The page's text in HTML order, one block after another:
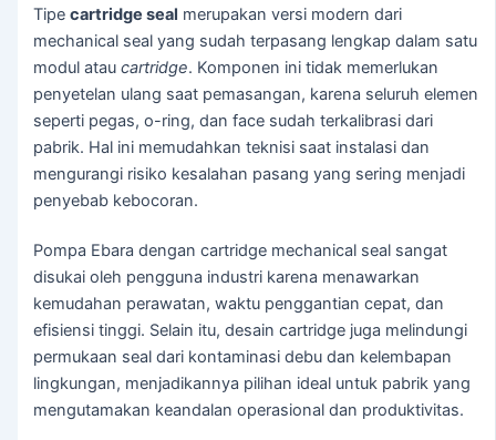
Tipecartridge seal merupakan versi modern dari
mechanical seal yang sudah terpasang lengkap dalam satu
modul ataucartridge. Komponen ini tidak memerlukan
penyetelan ulang saat pemasangan, karena seluruh elemen
seperti pegas, o-ring, dan face sudah terkalibrasi dari
pabrik. Hal ini memudahkan teknisi saat instalasi dan
mengurangi risiko kesalahan pasang yang sering menjadi
penyebab kebocoran.
Pompa Ebara dengan cartridge mechanical seal sangat
disukai oleh pengguna industri karena menawarkan
kemudahan perawatan, waktu penggantian cepat, dan
efisiensi tinggi. Selain itu, desain cartridge juga melindungi
permukaan seal dari kontaminasi debu dan kelembapan
lingkungan, menjadikannya pilihan ideal untuk pabrik yang
mengutamakan keandalan operasional dan produktivitas.